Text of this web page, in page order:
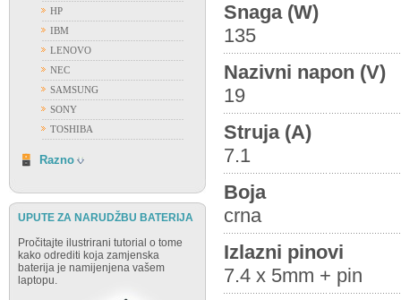
HP
IBM
LENOVO
NEC
SAMSUNG
SONY
TOSHIBA
Razno
UPUTE ZA NARUDŽBU BATERIJA
Pročitajte ilustrirani tutorial o tome
kako odrediti koja zamjenska
baterija je namijenjena vašem
laptopu.
Snaga (W)
135
Nazivni napon (V)
19
Struja (A)
7.1
Boja
crna
Izlazni pinovi
7.4 x 5mm + pin